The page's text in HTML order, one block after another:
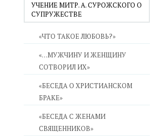
УЧЕНИЕ МИТР. А. СУРОЖСКОГО О
СУПРУЖЕСТВЕ
«ЧТО ТАКОЕ ЛЮБОВЬ?»
«…МУЖЧИНУ И ЖЕНЩИНУ
СОТВОРИЛ ИХ»
«БЕСЕДА О ХРИСТИАНСКОМ
БРАКЕ»
«БЕСЕДА С ЖЕНАМИ
СВЯЩЕННИКОВ»